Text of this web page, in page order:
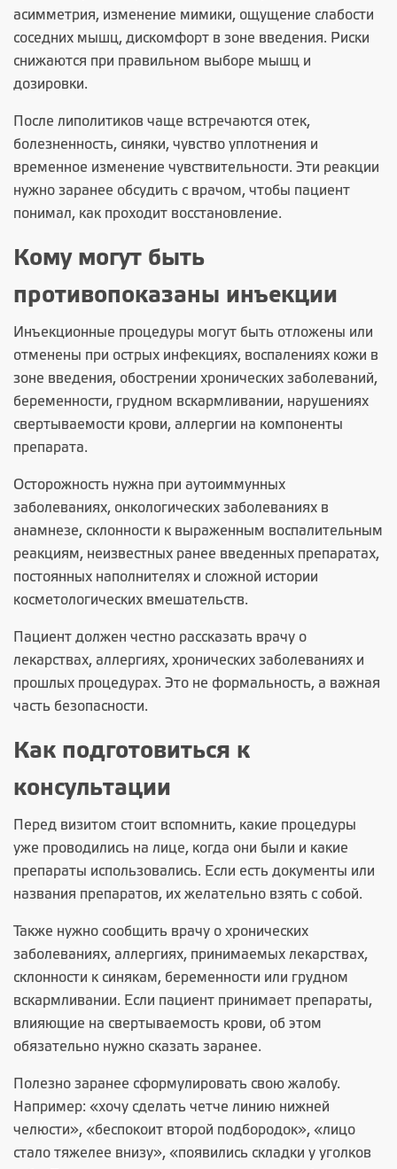
асимметрия, изменение мимики, ощущение слабости
соседних мышц, дискомфорт в зоне введения. Риски
снижаются при правильном выборе мышц и
дозировки.
После липолитиков чаще встречаются отек,
болезненность, синяки, чувство уплотнения и
временное изменение чувствительности. Эти реакции
нужно заранее обсудить с врачом, чтобы пациент
понимал, как проходит восстановление.
Кому могут быть
противопоказаны инъекции
Инъекционные процедуры могут быть отложены или
отменены при острых инфекциях, воспалениях кожи в
зоне введения, обострении хронических заболеваний,
беременности, грудном вскармливании, нарушениях
свертываемости крови, аллергии на компоненты
препарата.
Осторожность нужна при аутоиммунных
заболеваниях, онкологических заболеваниях в
анамнезе, склонности к выраженным воспалительным
реакциям, неизвестных ранее введенных препаратах,
постоянных наполнителях и сложной истории
косметологических вмешательств.
Пациент должен честно рассказать врачу о
лекарствах, аллергиях, хронических заболеваниях и
прошлых процедурах. Это не формальность, а важная
часть безопасности.
Как подготовиться к
консультации
Перед визитом стоит вспомнить, какие процедуры
уже проводились на лице, когда они были и какие
препараты использовались. Если есть документы или
названия препаратов, их желательно взять с собой.
Также нужно сообщить врачу о хронических
заболеваниях, аллергиях, принимаемых лекарствах,
склонности к синякам, беременности или грудном
вскармливании. Если пациент принимает препараты,
влияющие на свертываемость крови, об этом
обязательно нужно сказать заранее.
Полезно заранее сформулировать свою жалобу.
Например: «хочу сделать четче линию нижней
челюсти», «беспокоит второй подбородок», «лицо
стало тяжелее внизу», «появились складки у уголков